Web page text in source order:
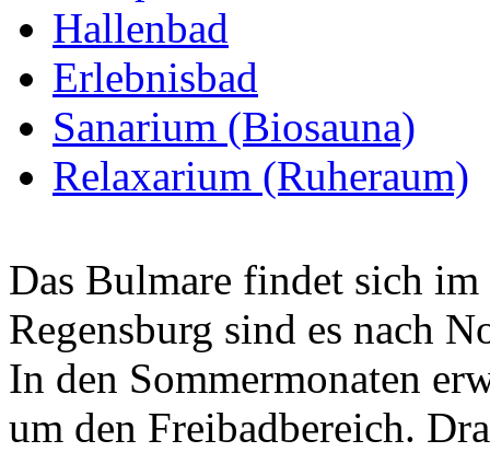
Hallenbad
Erlebnisbad
Sanarium (Biosauna)
Relaxarium (Ruheraum)
Das Bulmare findet sich
Regensburg sind es nach
In den Sommermonaten
um den Freibadbereich.